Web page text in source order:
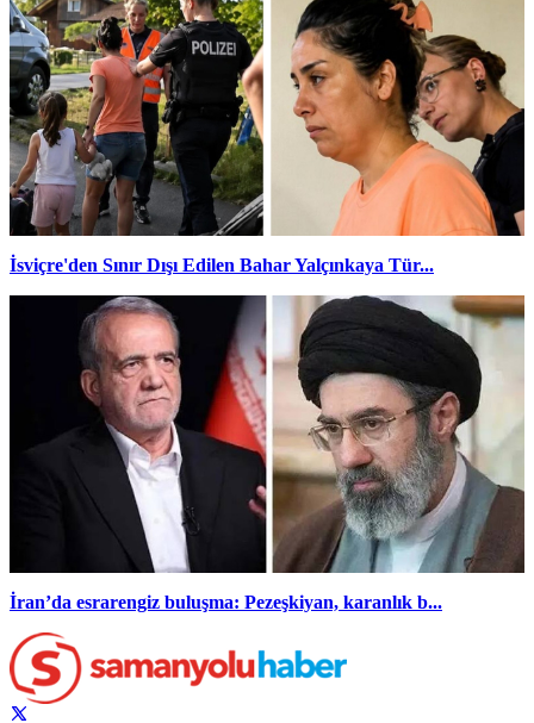
İsviçre'den Sınır Dışı Edilen Bahar Yalçınkaya Tür...
İran’da esrarengiz buluşma: Pezeşkiyan, karanlık b...